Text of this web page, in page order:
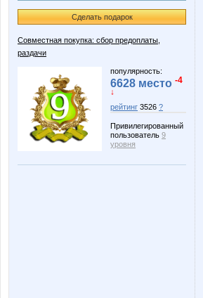
Сделать подарок
Совместная покупка: сбор предоплаты,
раздачи
популярность:
6628 место -4
↓
рейтинг 3526 ?
Привилегированный
пользователь 9
уровня